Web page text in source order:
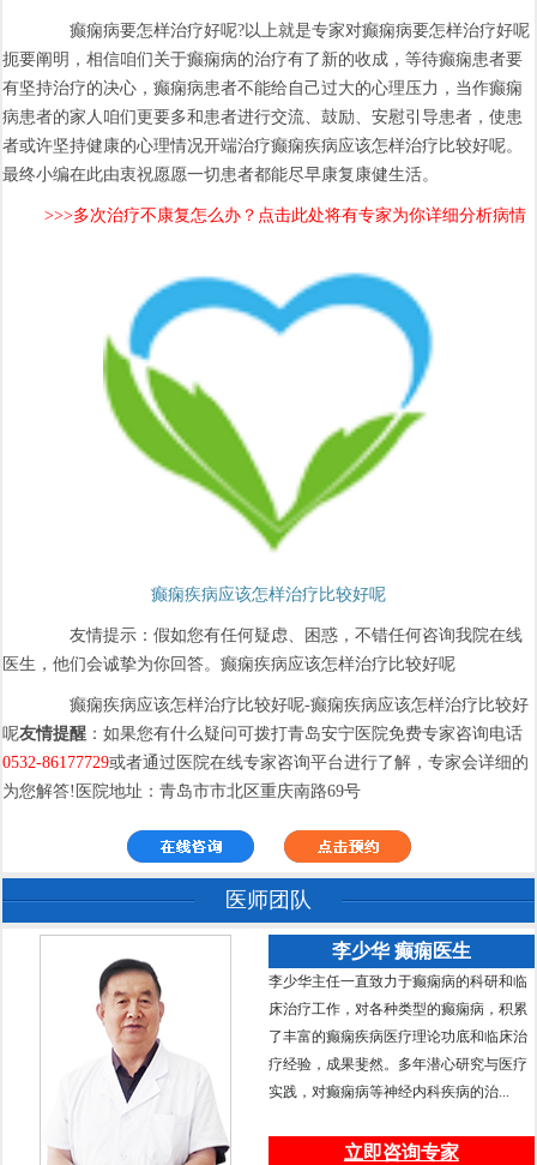
癫痫病要怎样治疗好呢?以上就是专家对癫痫病要怎样治疗好呢
扼要阐明，相信咱们关于癫痫病的治疗有了新的收成，等待癫痫患者要
有坚持治疗的决心，癫痫病患者不能给自己过大的心理压力，当作癫痫
病患者的家人咱们更要多和患者进行交流、鼓励、安慰引导患者，使患
者或许坚持健康的心理情况开端治疗癫痫疾病应该怎样治疗比较好呢。
最终小编在此由衷祝愿愿一切患者都能尽早康复康健生活。
>>>多次治疗不康复怎么办？点击此处将有专家为你详细分析病情
癫痫疾病应该怎样治疗比较好呢
友情提示：假如您有任何疑虑、困惑，不错任何咨询我院在线
医生，他们会诚挚为你回答。癫痫疾病应该怎样治疗比较好呢
癫痫疾病应该怎样治疗比较好呢-癫痫疾病应该怎样治疗比较好
呢友情提醒 ：如果您有什么疑问可拨打青岛安宁医院免费专家咨询电话
0532-86177729或者通过医院在线专家咨询平台进行了解，专家会详细的
为您解答!医院地址：青岛市市北区重庆南路69号
医师团队
李少华 癫痫医生
李少华主任一直致力于癫痫病的科研和临
床治疗工作，对各种类型的癫痫病，积累
了丰富的癫痫疾病医疗理论功底和临床治
疗经验，成果斐然。多年潜心研究与医疗
实践，对癫痫病等神经内科疾病的治...
立即咨询专家